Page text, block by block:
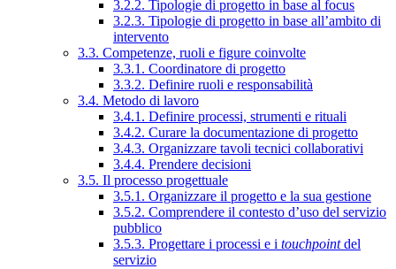
3.2.2. Tipologie di progetto in base al focus
3.2.3. Tipologie di progetto in base all’ambito di
intervento
3.3. Competenze, ruoli e figure coinvolte
3.3.1. Coordinatore di progetto
3.3.2. Definire ruoli e responsabilità
3.4. Metodo di lavoro
3.4.1. Definire processi, strumenti e rituali
3.4.2. Curare la documentazione di progetto
3.4.3. Organizzare tavoli tecnici collaborativi
3.4.4. Prendere decisioni
3.5. Il processo progettuale
3.5.1. Organizzare il progetto e la sua gestione
3.5.2. Comprendere il contesto d’uso del servizio
pubblico
3.5.3. Progettare i processi e i touchpointdel
servizio